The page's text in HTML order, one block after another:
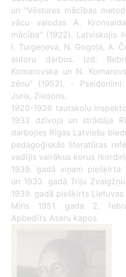
un "Vēstures mācības
vācu valodas A.
mācība" (1922). Latviskojis
I. Turgeņeva, N. Gogoļa, A.
autoru darbus. Izd.
Komarovska un N.
zēnu" (1952). -
Juris, Ziedons.
1920-1926 tautskolu
1933 dzīvoja un strādāja
darbojies Rīgas Latviešu
pedagoģiskās literatūras
vadījis vairākus korus
1939. gadā viņam piešķirta
un 1933. gadā Triju
1939. gadā piešķirts
Miris 1951. gada 2.
Apbedīts Asaru kapos.